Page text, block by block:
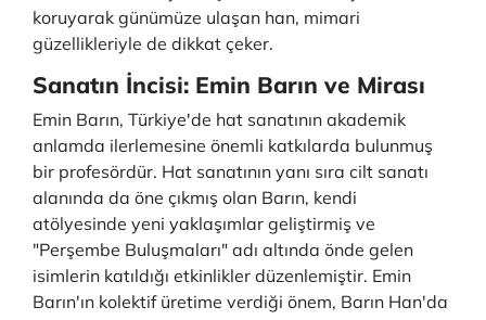
koruyarak günümüze ulaşan han, mimari
güzellikleriyle de dikkat çeker.
Sanatın İncisi: Emin Barın ve Mirası
Emin Barın, Türkiye'de hat sanatının akademik
anlamda ilerlemesine önemli katkılarda bulunmuş
bir profesördür. Hat sanatının yanı sıra cilt sanatı
alanında da öne çıkmış olan Barın, kendi
atölyesinde yeni yaklaşımlar geliştirmiş ve
"Perşembe Buluşmaları" adı altında önde gelen
isimlerin katıldığı etkinlikler düzenlemiştir. Emin
Barın'ın kolektif üretime verdiği önem, Barın Han'da